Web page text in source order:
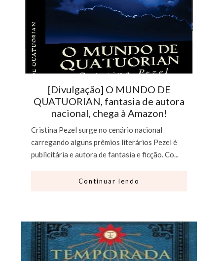
[Divulgação] O MUNDO DE
QUATUORIAN, fantasia de autora
nacional, chega à Amazon!
Cristina Pezel surge no cenário nacional
carregando alguns prêmios literários Pezel é
publicitária e autora de fantasia e ficção. Co...
Continuar lendo